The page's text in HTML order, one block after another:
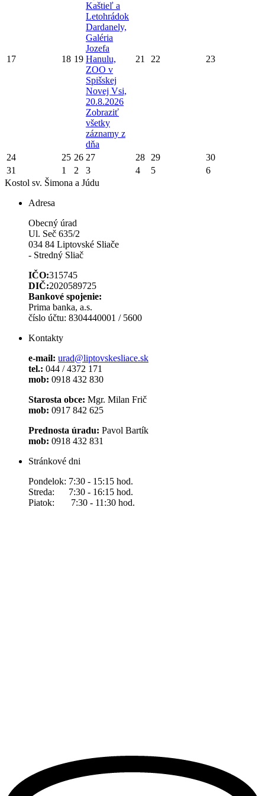
17 18 19
Kaštieľ a
Letohrádok
Dardanely,
Galéria
Jozefa
Hanulu,
ZOO v
Spišskej
Novej Vsi,
20.8.2026
Zobraziť
všetky
záznamy z
dňa
21 22 23
24 25 26 27 28 29
30
31
1 2 3 4 5
6
Kostol sv. Šimona a Júdu
Adresa
Obecný úrad
Ul. Seč 635/2
034 84 Liptovské Sliače
- Stredný Sliač
IČO:315745
DIČ:2020589725
Bankové spojenie:
Prima banka, a.s.
číslo účtu: 8304440001 / 5600
Kontakty
e-mail: urad@liptovskesliace.sk
tel.: 044 / 4372 171
mob: 0918 432 830
Starosta obce: Mgr. Milan Frič
mob: 0917 842 625
Prednosta úradu: Pavol Bartík
mob: 0918 432 831
Stránkové dni
Pondelok: 7:30 - 15:15 hod.
Streda: 7:30 - 16:15 hod.
Piatok: 7:30 - 11:30 hod.